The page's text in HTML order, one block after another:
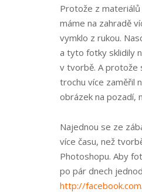
Protože z materiálů
máme na zahradě
vymklo z rukou.
a tyto fotky sklidily
v tvorbě. A protože
trochu více zaměřil
obrázek na pozadí,
Najednou se ze
více času, než
Photoshopu. Aby
po pár dnech
http://